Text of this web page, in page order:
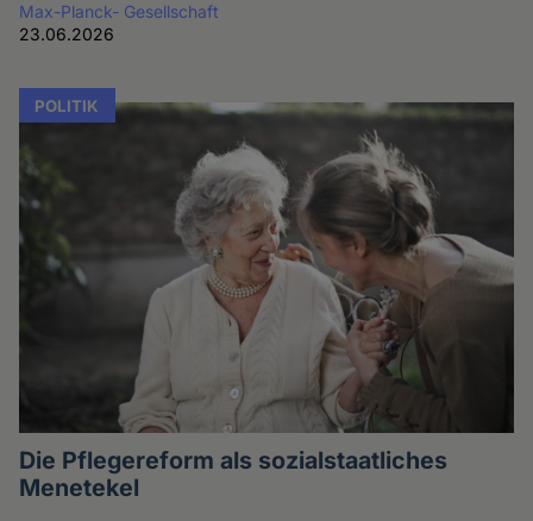
Max-Planck- Gesellschaft
23.06.2026
POLITIK
Die Pflegereform als sozialstaatliches
Menetekel